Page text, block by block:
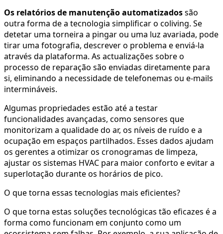
Os relatórios de manutenção automatizadossão
outra forma de a tecnologia simplificar o coliving. Se
detetar uma torneira a pingar ou uma luz avariada, pode
tirar uma fotografia, descrever o problema e enviá-la
através da plataforma. As actualizações sobre o
processo de reparação são enviadas diretamente para
si, eliminando a necessidade de telefonemas ou e-mails
intermináveis.
Algumas propriedades estão até a testar
funcionalidades avançadas, como sensores que
monitorizam a qualidade do ar, os níveis de ruído e a
ocupação em espaços partilhados. Esses dados ajudam
os gerentes a otimizar os cronogramas de limpeza,
ajustar os sistemas HVAC para maior conforto e evitar a
superlotação durante os horários de pico.
O que torna essas tecnologias mais eficientes?
O que torna estas soluções tecnológicas tão eficazes é a
forma como funcionam em conjunto como um